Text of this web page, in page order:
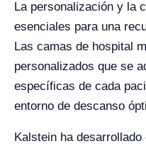
La personalización y la
esenciales para una
Las camas de hospital
personalizados que se
específicas de cada
entorno de descanso
Kalstein ha